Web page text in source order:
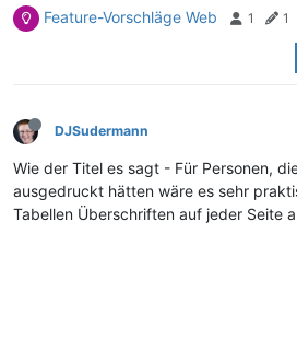
Feature-Vorschläge Web 1 1
DJSudermann
Wie der Titel es sagt - Für Personen,
ausgedruckt hätten wäre es sehr
Tabellen Überschriften auf jeder Seite